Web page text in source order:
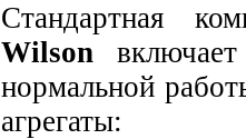
Стандартная
Wilson
нормальной
агрегаты: